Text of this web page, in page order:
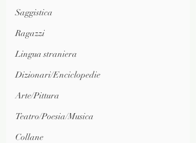
Saggistica
Ragazzi
Lingua straniera
Dizionari/Enciclopedie
Arte/Pittura
Teatro/Poesia/Musica
Collane